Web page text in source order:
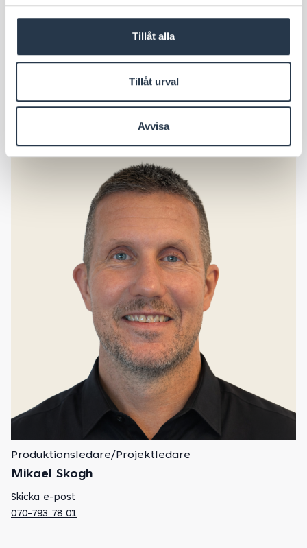
Tillåt alla
Tillåt urval
Avvisa
Projektledare
Skicka e-post
Produktionsledare/Projektledare
Mikael Skogh
Skicka e-post
070-793 78 01